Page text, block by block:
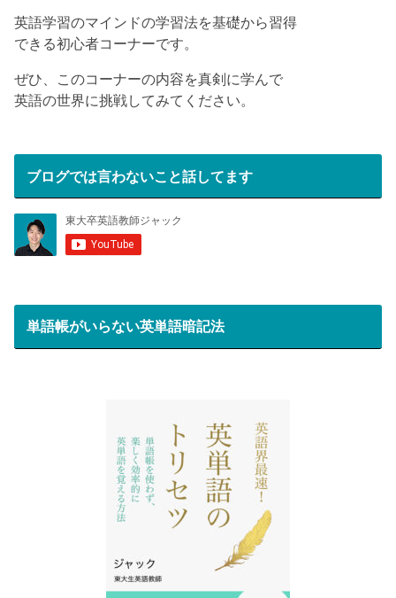
英語学習のマインドの学習法を基礎から習得
できる初心者コーナーです。
ぜひ、このコーナーの内容を真剣に学んで
英語の世界に挑戦してみてください。
ブログでは言わないこと話してます
単語帳がいらない英単語暗記法